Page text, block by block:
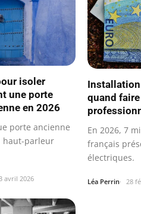
isoler
une porte
en 2026
porte ancienne
haut-parleur
3 avril 2026
quand
En 2026, 7
français
électriques.
Léa Perrin 28